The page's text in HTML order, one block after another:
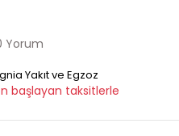
Yorum
Yakıt ve Egzoz
başlayan taksitlerle